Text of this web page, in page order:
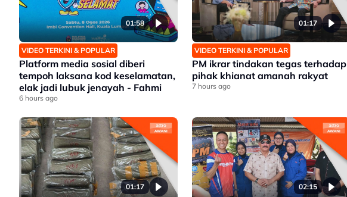
01:58
VIDEO TERKINI & POPULAR
Platform media sosial diberi
tempoh laksana kod keselamatan,
elak jadi lubuk jenayah - Fahmi
6 hours ago
01:17
VIDEO TERKINI & POPULAR
PM ikrar tindakan tegas terhadap
pihak khianat amanah rakyat
7 hours ago
01:17 02:15